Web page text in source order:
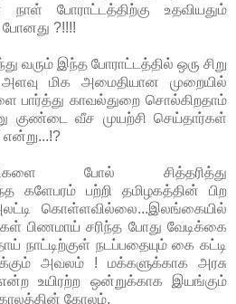
போராட்டத்திற்கு உதவியதும்
போனது ?!!!!
வரும் இந்த போராட்டத்தில் ஒரு சிறு
மிக அமைதியான முறையில்
பார்த்து காவல்துறை சொல்கிறதாம்
குண்டை வீச முயற்சி செய்தார்கள்
போல் சித்தரித்து
களேபரம் பற்றி தமிழகத்தின் பிற
கொள்ளவில்லை...இலங்கையில்
பிணமாய் சரிந்த போது வேடிக்கை
நாட்டிற்குள் நடப்பதையும் கை கட்டி
அவலம் ! மக்களுக்காக அரசு
உயிரற்ற ஒன்றுக்காக இயங்கும்
காலத்தின் கோலம்.